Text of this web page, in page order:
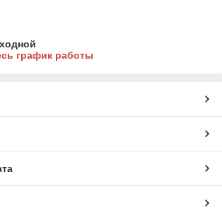
график работы